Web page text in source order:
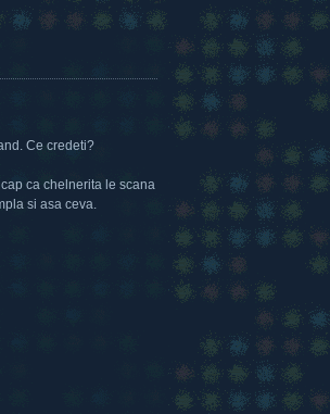
Ce credeti?
ca chelnerita le scana
si asa ceva.